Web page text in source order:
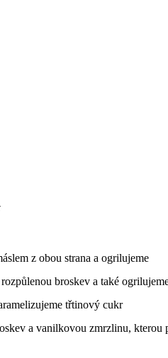
z obou strana a ogrilujeme
broskev a také
třtinový cukr
a vanilkovou zmrzlinu, kterou